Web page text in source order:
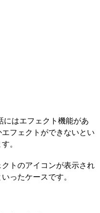
にはエフェクト機能があ
フェクトができないとい
。
トのアイコンが表示され
ったケースです。